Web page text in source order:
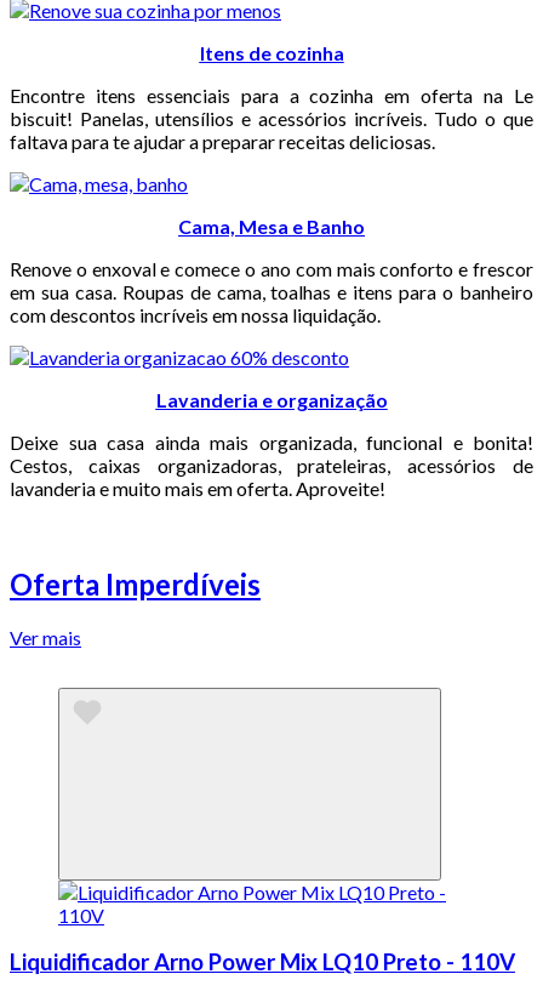
Itens de cozinha
Encontre itens essenciais para a cozinha em oferta na Le
biscuit! Panelas, utensílios e acessórios incríveis. Tudo o que
faltava para te ajudar a preparar receitas deliciosas.
Cama, Mesa e Banho
Renove o enxoval e comece o ano com mais conforto e frescor
em sua casa. Roupas de cama, toalhas e itens para o banheiro
com descontos incríveis em nossa liquidação.
Lavanderia e organização
Deixe sua casa ainda mais organizada, funcional e bonita!
Cestos, caixas organizadoras, prateleiras, acessórios de
lavanderia e muito mais em oferta. Aproveite!
Oferta Imperdíveis
Ver mais
Liquidificador Arno Power Mix LQ10 Preto - 110V